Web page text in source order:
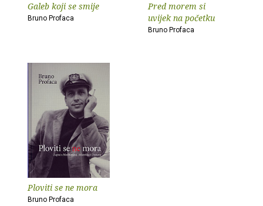
Galeb koji se smije
Bruno Profaca
Pred morem si
uvijek na početku
Bruno Profaca
Ploviti se ne mora
Bruno Profaca